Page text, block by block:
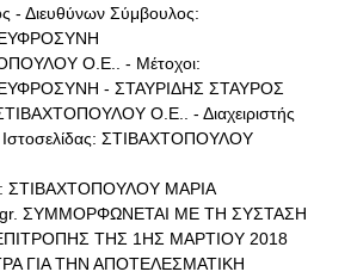
- Διευθύνων Σύμβουλος:
Ο.Ε.. - Μέτοχοι:
- ΣΤΑΥΡΙΔΗΣ ΣΤΑΥΡΟΣ
Ο.Ε.. - Διαχειριστής
Ιστοσελίδας: ΣΤΙΒΑΧΤΟΠΟΥΛΟΥ
ΣΤΙΒΑΧΤΟΠΟΥΛΟΥ ΜΑΡΙΑ
ΣΥΜΜΟΡΦΩΝΕΤΑΙ ΜΕ ΤΗ ΣΥΣΤΑΣΗ
ΤΗΣ 1ΗΣ ΜΑΡΤΙΟΥ 2018
ΓΙΑ ΤΗΝ ΑΠΟΤΕΛΕΣΜΑΤΙΚΗ